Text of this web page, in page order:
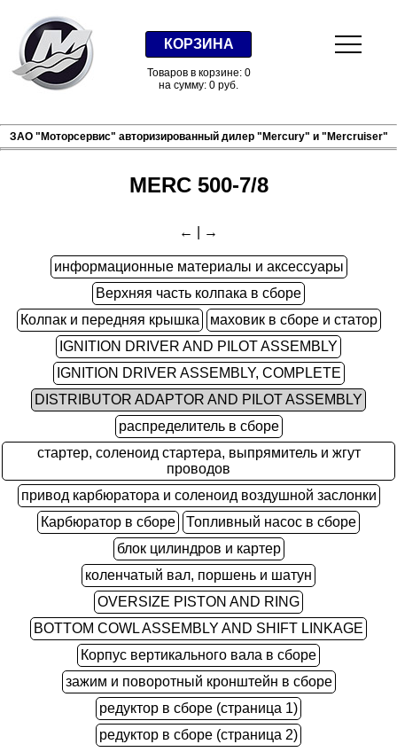
КОРЗИНА
Товаров в корзине: 0
на сумму: 0 руб.
ЗАО "Моторсервис" авторизированный дилер "Mercury" и "Mercruiser"
MERC 500-7/8
← →
информационные материалы и аксессуары
Верхняя часть колпака в сборе
Колпак и передняя крышка
маховик в сборе и статор
IGNITION DRIVER AND PILOT ASSEMBLY
IGNITION DRIVER ASSEMBLY, COMPLETE
DISTRIBUTOR ADAPTOR AND PILOT ASSEMBLY
распределитель в сборе
стартер, соленоид стартера, выпрямитель и жгут
проводов
привод карбюратора и соленоид воздушной заслонки
Карбюратор в сборе
Топливный насос в сборе
блок цилиндров и картер
коленчатый вал, поршень и шатун
OVERSIZE PISTON AND RING
BOTTOM COWL ASSEMBLY AND SHIFT LINKAGE
Корпус вертикального вала в сборе
зажим и поворотный кронштейн в сборе
редуктор в сборе (страница 1)
редуктор в сборе (страница 2)